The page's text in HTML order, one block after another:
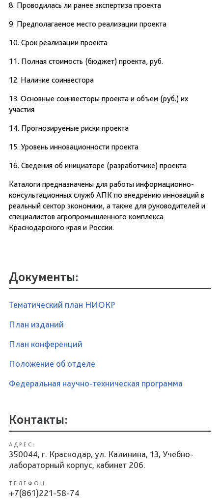
8. Проводилась ли ранее экспертиза проекта
9. Предполагаемое место реализации проекта
10. Срок реализации проекта
11. Полная стоимость (бюджет) проекта, руб.
12. Наличие соинвестора
13. Основные соинвесторы проекта и объем (руб.) их
участия
14. Прогнозируемые риски проекта
15. Уровень инновационности проекта
16. Сведения об инициаторе (разработчике) проекта
Каталоги предназначены для работы информационно-
консультационных служб АПК по внедрению инноваций в
реальный сектор экономики, а также для руководителей и
специалистов агропромышленного комплекса
Краснодарского края и России.
Документы:
Тематический план НИОКР
План изданий
План конференций
Положение об отделе
Федеральная научно-техническая программа
Контакты:
АДРЕС:
350044, г. Краснодар, ул. Калинина, 13, Учебно-
лабораторный корпус, кабинет 206.
ТЕЛЕФОН
+7(861)221-58-74